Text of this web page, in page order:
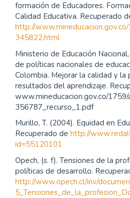
formación de Educadores.
Calidad Educativa. Recuperado
http://
345822.html
Ministerio de Educación
de políticas nacionales de
Colombia. Mejorar la calidad y la
resultados del aprendizaje.
www.mineducacion.gov.co/
356787_recurso_1.pdf
Murillo, T. (2004). Equidad en
Recuperado de http://
id=55120101
Opech, (s. f). Tensiones de la
políticas de desarrollo.
http://www.opech.cl/inv/